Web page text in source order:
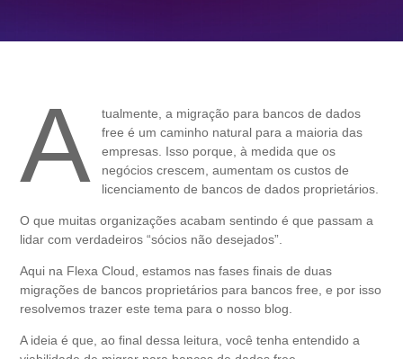
A
tualmente, a migração para bancos de dados
free é um caminho natural para a maioria das
empresas. Isso porque, à medida que os
negócios crescem, aumentam os custos de
licenciamento de bancos de dados proprietários.
O que muitas organizações acabam sentindo é que passam a
lidar com verdadeiros “sócios não desejados”.
Aqui na Flexa Cloud, estamos nas fases finais de duas
migrações de bancos proprietários para bancos free, e por isso
resolvemos trazer este tema para o nosso blog.
A ideia é que, ao final dessa leitura, você tenha entendido a